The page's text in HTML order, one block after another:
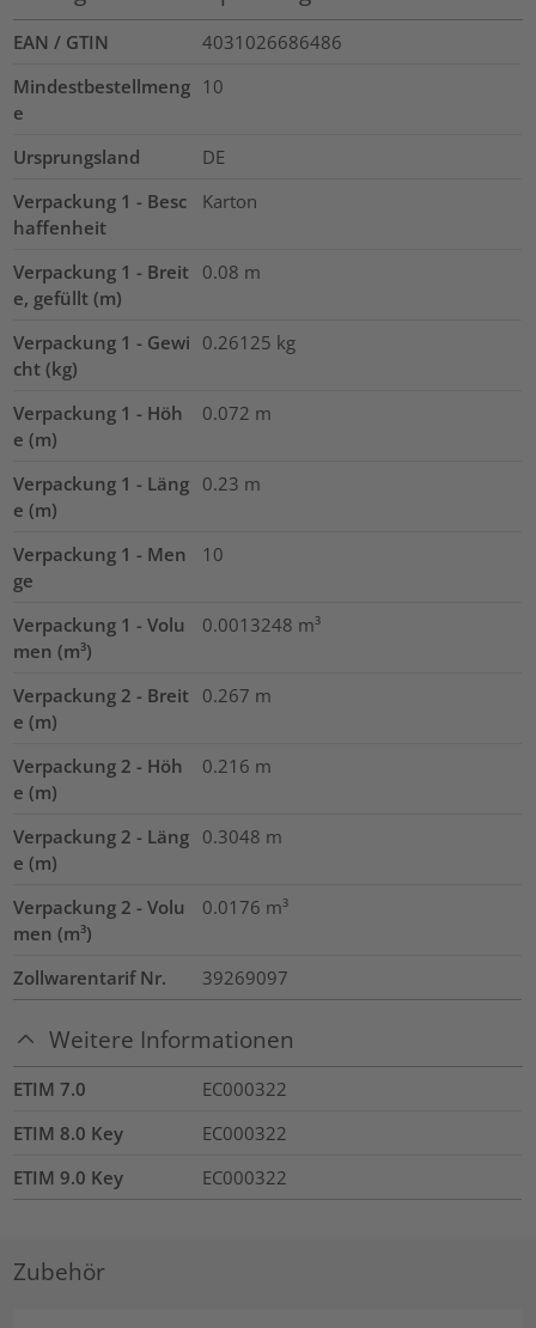
EAN / GTIN
4031026686486
Mindestbestellmeng
e
10
Ursprungsland
DE
Verpackung 1 - Besc
haffenheit
Karton
Verpackung 1 - Breit
e, gefüllt (m)
0.08 m
Verpackung 1 - Gewi
cht (kg)
0.26125 kg
Verpackung 1 - Höh
e (m)
0.072 m
Verpackung 1 - Läng
e (m)
0.23 m
Verpackung 1 - Men
ge
10
Verpackung 1 - Volu
men (m³)
0.0013248 m³
Verpackung 2 - Breit
e (m)
0.267 m
Verpackung 2 - Höh
e (m)
0.216 m
Verpackung 2 - Läng
e (m)
0.3048 m
Verpackung 2 - Volu
men (m³)
0.0176 m³
Zollwarentarif Nr. 39269097
Weitere Informationen
ETIM 7.0
EC000322
ETIM 8.0 Key
EC000322
ETIM 9.0 Key
EC000322
Zubehör